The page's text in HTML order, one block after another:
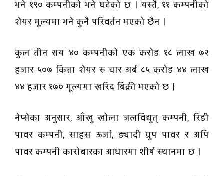
भने १९० कम्पनीको भने घटेको छ । यस्तै, ११ कम्पनीको
शेयर मूल्यमा भने कुनै परिवर्तन भएको छैन ।
कुल तीन सय ४० कम्पनीको एक करोड १८ लाख ७२
हजार ५०७ कित्ता शेयर रु चार अर्ब ८५ करोड ४४ लाख
४४ हजार १७० मूल्यमा खरिद बिक्री भएको छ ।
नेप्सेका अनुसार, आँखु खोला जलविद्युत् कम्पनी, रिडी
पावर कम्पनी, साहस ऊर्जा, ङ्यादी ग्रुप पावर र अपि
पावर कम्पनी कारोबारका आधारमा शीर्ष स्थानमा छ ।